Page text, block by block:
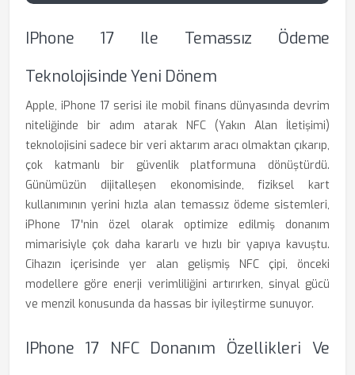
IPhone 17 Ile Temassız Ödeme
Teknolojisinde Yeni Dönem
Apple, iPhone 17 serisi ile mobil finans dünyasında devrim
niteliğinde bir adım atarak NFC (Yakın Alan İletişimi)
teknolojisini sadece bir veri aktarım aracı olmaktan çıkarıp,
çok katmanlı bir güvenlik platformuna dönüştürdü.
Günümüzün dijitalleşen ekonomisinde, fiziksel kart
kullanımının yerini hızla alan temassız ödeme sistemleri,
iPhone 17'nin özel olarak optimize edilmiş donanım
mimarisiyle çok daha kararlı ve hızlı bir yapıya kavuştu.
Cihazın içerisinde yer alan gelişmiş NFC çipi, önceki
modellere göre enerji verimliliğini artırırken, sinyal gücü
ve menzil konusunda da hassas bir iyileştirme sunuyor.
IPhone 17 NFC Donanım Özellikleri Ve